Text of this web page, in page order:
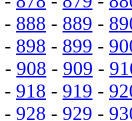
- 888 - 889 -
- 898 - 899 -
- 908 - 909 -
- 918 - 919 -
- 928 - 929 -